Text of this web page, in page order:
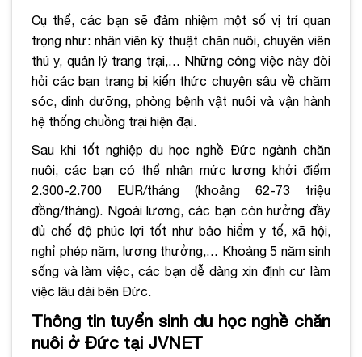
Cụ thể, các bạn sẽ đảm nhiệm một số vị trí quan
trọng như: nhân viên kỹ thuật chăn nuôi, chuyên viên
thú y, quản lý trang trại,… Những công việc này đòi
hỏi các bạn trang bị kiến thức chuyên sâu về chăm
sóc, dinh dưỡng, phòng bệnh vật nuôi và vận hành
hệ thống chuồng trại hiện đại.
Sau khi tốt nghiệp du học nghề Đức ngành chăn
nuôi, các bạn có thể nhận mức lương khởi điểm
2.300-2.700 EUR/tháng (khoảng 62-73 triệu
đồng/tháng). Ngoài lương, các bạn còn hưởng đầy
đủ chế độ phúc lợi tốt như bảo hiểm y tế, xã hội,
nghỉ phép năm, lương thưởng,… Khoảng 5 năm sinh
sống và làm việc, các bạn dễ dàng xin định cư làm
việc lâu dài bên Đức.
Thông tin tuyển sinh du học nghề chăn
nuôi ở Đức tại JVNET